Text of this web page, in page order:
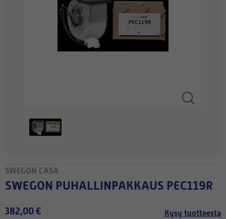
SWEGON CASA
SWEGON PUHALLINPAKKAUS PEC119R
382,00 € Kysy tuotteesta